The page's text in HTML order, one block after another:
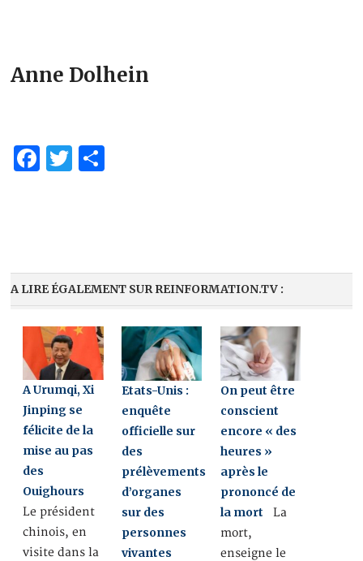
Anne Dolhein
Facebook
Twitter
A LIRE ÉGALEMENT SUR REINFORMATION.TV :
A Urumqi, Xi
Jinping se
félicite de la
mise au pas
des
Ouighours
Le président
chinois, en
visite dans la
Etats-Unis :
enquête
officielle sur
des
prélèvements
d’organes
sur des
personnes
vivantes
On peut être
conscient
encore « des
heures »
après le
prononcé de
la mort La
mort,
enseigne le